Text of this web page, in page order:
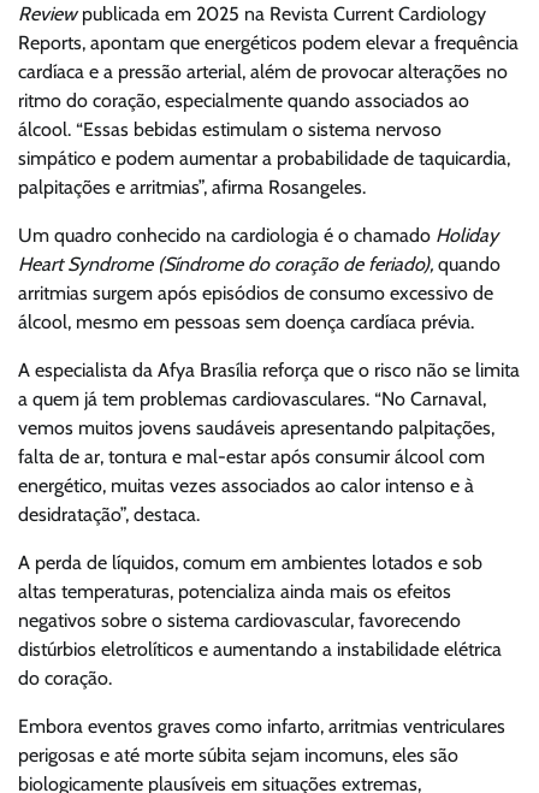
Reviewpublicada em 2025 na Revista Current Cardiology
Reports, apontam que energéticos podem elevar a frequência
cardíaca e a pressão arterial, além de provocar alterações no
ritmo do coração, especialmente quando associados ao
álcool. “Essas bebidas estimulam o sistema nervoso
simpático e podem aumentar a probabilidade de taquicardia,
palpitações e arritmias”, afirma Rosangeles.
Um quadro conhecido na cardiologia é o chamado Holiday
Heart Syndrome (Síndrome do coração de feriado), quando
arritmias surgem após episódios de consumo excessivo de
álcool, mesmo em pessoas sem doença cardíaca prévia.
A especialista da Afya Brasília reforça que o risco não se limita
a quem já tem problemas cardiovasculares. “No Carnaval,
vemos muitos jovens saudáveis apresentando palpitações,
falta de ar, tontura e mal-estar após consumir álcool com
energético, muitas vezes associados ao calor intenso e à
desidratação”, destaca.
A perda de líquidos, comum em ambientes lotados e sob
altas temperaturas, potencializa ainda mais os efeitos
negativos sobre o sistema cardiovascular, favorecendo
distúrbios eletrolíticos e aumentando a instabilidade elétrica
do coração.
Embora eventos graves como infarto, arritmias ventriculares
perigosas e até morte súbita sejam incomuns, eles são
biologicamente plausíveis em situações extremas,